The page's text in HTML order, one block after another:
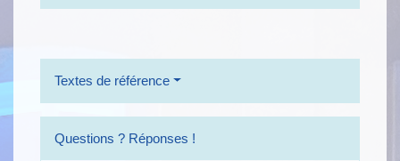
Textes de référence
Questions ? Réponses !